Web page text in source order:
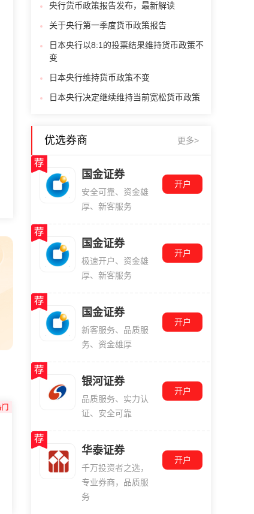
央行货币政策报告发布，最新解读
关于央行第一季度货币政策报告
日本央行以8:1的投票结果维持货币政策不
变
日本央行维持货币政策不变
日本央行决定继续维持当前宽松货币政策
优选券商 更多>
国金证券
安全可靠、资金雄
厚、新客服务
开户
国金证券
极速开户、资金雄
厚、新客服务
开户
国金证券
新客服务、品质服
务、资金雄厚
开户
银河证券
品质服务、实力认
证、安全可靠
开户
华泰证券
千万投资者之选，
专业券商，品质服
务
开户